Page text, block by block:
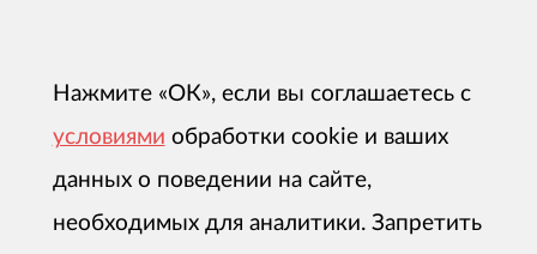
Нажмите «ОК», если вы соглашаетесь с
условиями обработки cookie и ваших
данных о поведении на сайте,
необходимых для аналитики. Запретить